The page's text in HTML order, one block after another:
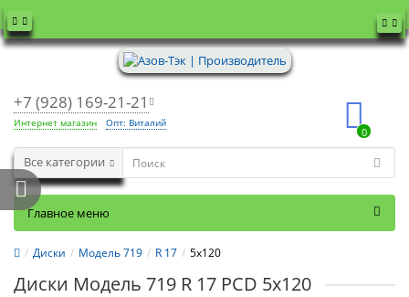
+7 (928) 169-21-21
Интернет магазин Опт: Виталий
0
Все категории
Главное меню
Диски Модель 719 R 17 5x120
Диски Модель 719 R 17 PCD 5x120